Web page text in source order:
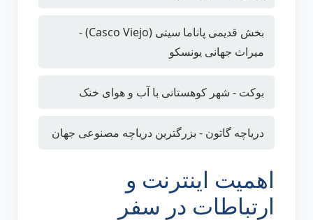
بخش قدیمی پاناما سیتی (Casco Viejo) -
میراث جهانی یونسکو
بوکت - شهر کوهستانی با آب و هوای خنک
دریاچه گاتون - بزرگترین دریاچه مصنوعی جهان
اهمیت اینترنت و
ارتباطات در سفر